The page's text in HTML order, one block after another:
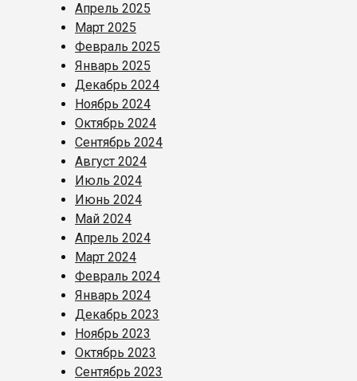
Апрель 2025
Март 2025
Февраль 2025
Январь 2025
Декабрь 2024
Ноябрь 2024
Октябрь 2024
Сентябрь 2024
Август 2024
Июль 2024
Июнь 2024
Май 2024
Апрель 2024
Март 2024
Февраль 2024
Январь 2024
Декабрь 2023
Ноябрь 2023
Октябрь 2023
Сентябрь 2023